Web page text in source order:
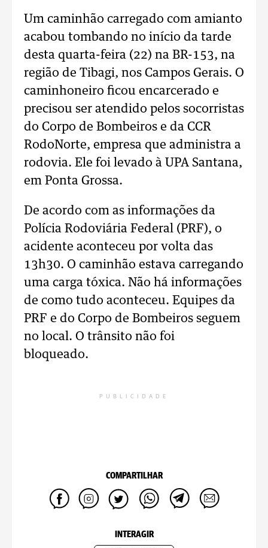
Um caminhão carregado com amianto
acabou tombando no início da tarde
desta quarta-feira (22) na BR-153, na
região de Tibagi, nos Campos Gerais. O
caminhoneiro ficou encarcerado e
precisou ser atendido pelos socorristas
do Corpo de Bombeiros e da CCR
RodoNorte, empresa que administra a
rodovia. Ele foi levado à UPA Santana,
em Ponta Grossa.
De acordo com as informações da
Polícia Rodoviária Federal (PRF), o
acidente aconteceu por volta das
13h30. O caminhão estava carregando
uma carga tóxica. Não há informações
de como tudo aconteceu. Equipes da
PRF e do Corpo de Bombeiros seguem
no local. O trânsito não foi
bloqueado.
PUBLICIDADE
COMPARTILHAR
INTERAGIR